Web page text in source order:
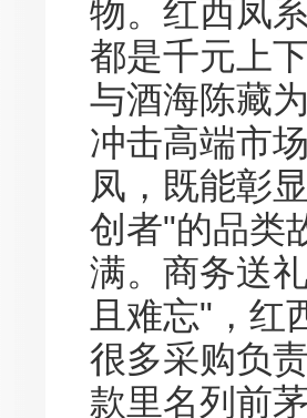
物。红西凤
都是千元上
与酒海陈藏
冲击高端市
凤，既能彰
创者"的品类
满。商务送
且难忘"，红
很多采购负
款里名列前